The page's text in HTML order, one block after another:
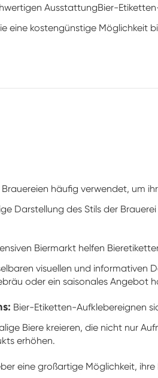
AusstattungBier-
eine kostengünstige Möglichkeit
häufig verwendet, um
Darstellung des Stils der
Biermarkt helfen
visuellen und informativen
oder ein saisonales Angebot
Bier-Etiketten-Aufklebereignen
Biere kreieren, die nicht nur
erhöhen.
eine großartige Möglichkeit,